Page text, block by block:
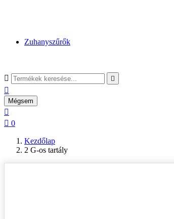
Zuhanyszűrők
 

Mégsem

 0
Kezdőlap
2 G-os tartály